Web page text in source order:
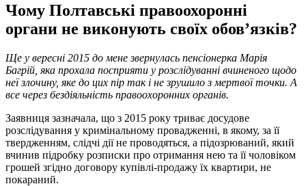
Чому Полтавські правоохоронні
органи не виконують своїх обов’язків?
Ще у вересні 2015 до мене звернулась пенсіонерка Марія
Багрій, яка прохала посприяти у розслідуванні вчиненого щодо
неї злочину, яке до цих пір так і не зрушило з мертвої точки. А
все через бездіяльність правоохоронних органів.
Заявниця зазначала, що з 2015 року триває досудове
розслідування у кримінальному провадженні, в якому, за її
твердженням, слідчі дії не проводяться, а підозрюваний, який
вчинив підробку розписки про отримання нею та її чоловіком
грошей згідно договору купівлі-продажу їх квартири, не
покараний.